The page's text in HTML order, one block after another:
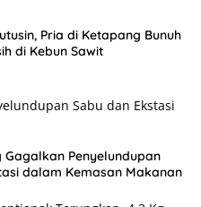
Pria di Ketapang Bunuh
di Kebun Sawit
Gagalkan Penyelundupan
dalam Kemasan Makanan